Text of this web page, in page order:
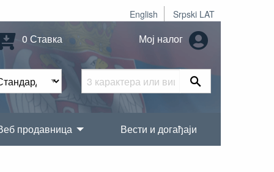
English Srpski LAT
0 Ставка Мој налог
продавница Вести и догађаји